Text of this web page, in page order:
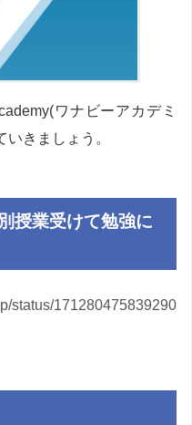
ワナビーアカデミ
きましょう。
授業受けて勉強に
status/171280475839290